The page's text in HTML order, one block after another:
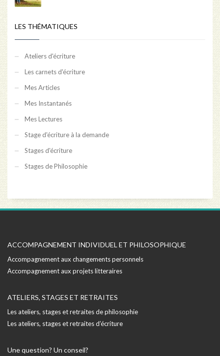
LES THÉMATIQUES
Ateliers d'écriture
Les carnets d'écriture
Mes Articles
Mes Instantanés
Mes Lectures
Stage d'écriture à la demande
Stages d'écriture
Stages de Philosophie
ACCOMPAGNEMENT INDIVIDUEL ET PHILOSOPHIQUE
Accompagnement aux changements personnels
Accompagnement aux projets litteraires
ATELIERS, STAGES ET RETRAITES
Les ateliers, stages et retraites de philosophie
Les ateliers, stages et retraites d’écriture
Une question? Un conseil?